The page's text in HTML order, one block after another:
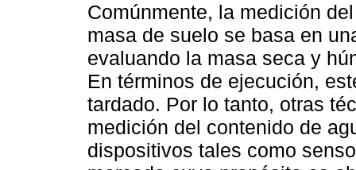
Comúnmente, la medición
masa de suelo se basa en
evaluando la masa seca y
En términos de ejecución,
tardado. Por lo tanto, otras
medición del contenido de
dispositivos tales como